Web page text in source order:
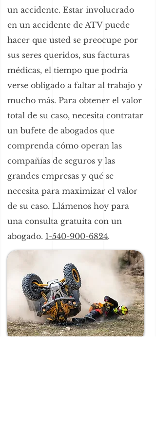
un accidente. Estar involucrado
en un accidente de ATV puede
hacer que usted se preocupe por
sus seres queridos, sus facturas
médicas, el tiempo que podría
verse obligado a faltar al trabajo y
mucho más. Para obtener el valor
total de su caso, necesita contratar
un bufete de abogados que
comprenda cómo operan las
compañías de seguros y las
grandes empresas y qué se
necesita para maximizar el valor
de su caso. Llámenos hoy para
una consulta gratuita con un
abogado. 1-540-900-6824.